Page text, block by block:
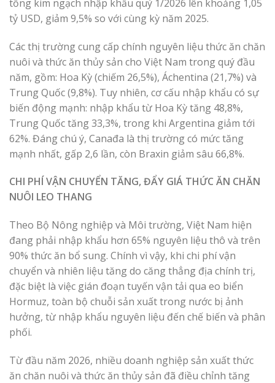
tổng kim ngạch nhập khẩu quý 1/2026 lên khoảng 1,05
tỷ USD, giảm 9,5% so với cùng kỳ năm 2025.
Các thị trường cung cấp chính nguyên liệu thức ăn chăn
nuôi và thức ăn thủy sản cho Việt Nam trong quý đầu
năm, gồm: Hoa Kỳ (chiếm 26,5%), Áchentina (21,7%) và
Trung Quốc (9,8%). Tuy nhiên, cơ cấu nhập khẩu có sự
biến động mạnh: nhập khẩu từ Hoa Kỳ tăng 48,8%,
Trung Quốc tăng 33,3%, trong khi Argentina giảm tới
62%. Đáng chú ý, Canađa là thị trường có mức tăng
mạnh nhất, gấp 2,6 lần, còn Braxin giảm sâu 66,8%.
CHI PHÍ VẬN CHUYỂN TĂNG, ĐẨY GIÁ THỨC ĂN CHĂN
NUÔI LEO THANG
Theo Bộ Nông nghiệp và Môi trường, Việt Nam hiện
đang phải nhập khẩu hơn 65% nguyên liệu thô và trên
90% thức ăn bổ sung. Chính vì vậy, khi chi phí vận
chuyển và nhiên liệu tăng do căng thẳng địa chính trị,
đặc biệt là việc gián đoạn tuyến vận tải qua eo biển
Hormuz, toàn bộ chuỗi sản xuất trong nước bị ảnh
hưởng, từ nhập khẩu nguyên liệu đến chế biến và phân
phối.
Từ đầu năm 2026, nhiều doanh nghiệp sản xuất thức
ăn chăn nuôi và thức ăn thủy sản đã điều chỉnh tăng